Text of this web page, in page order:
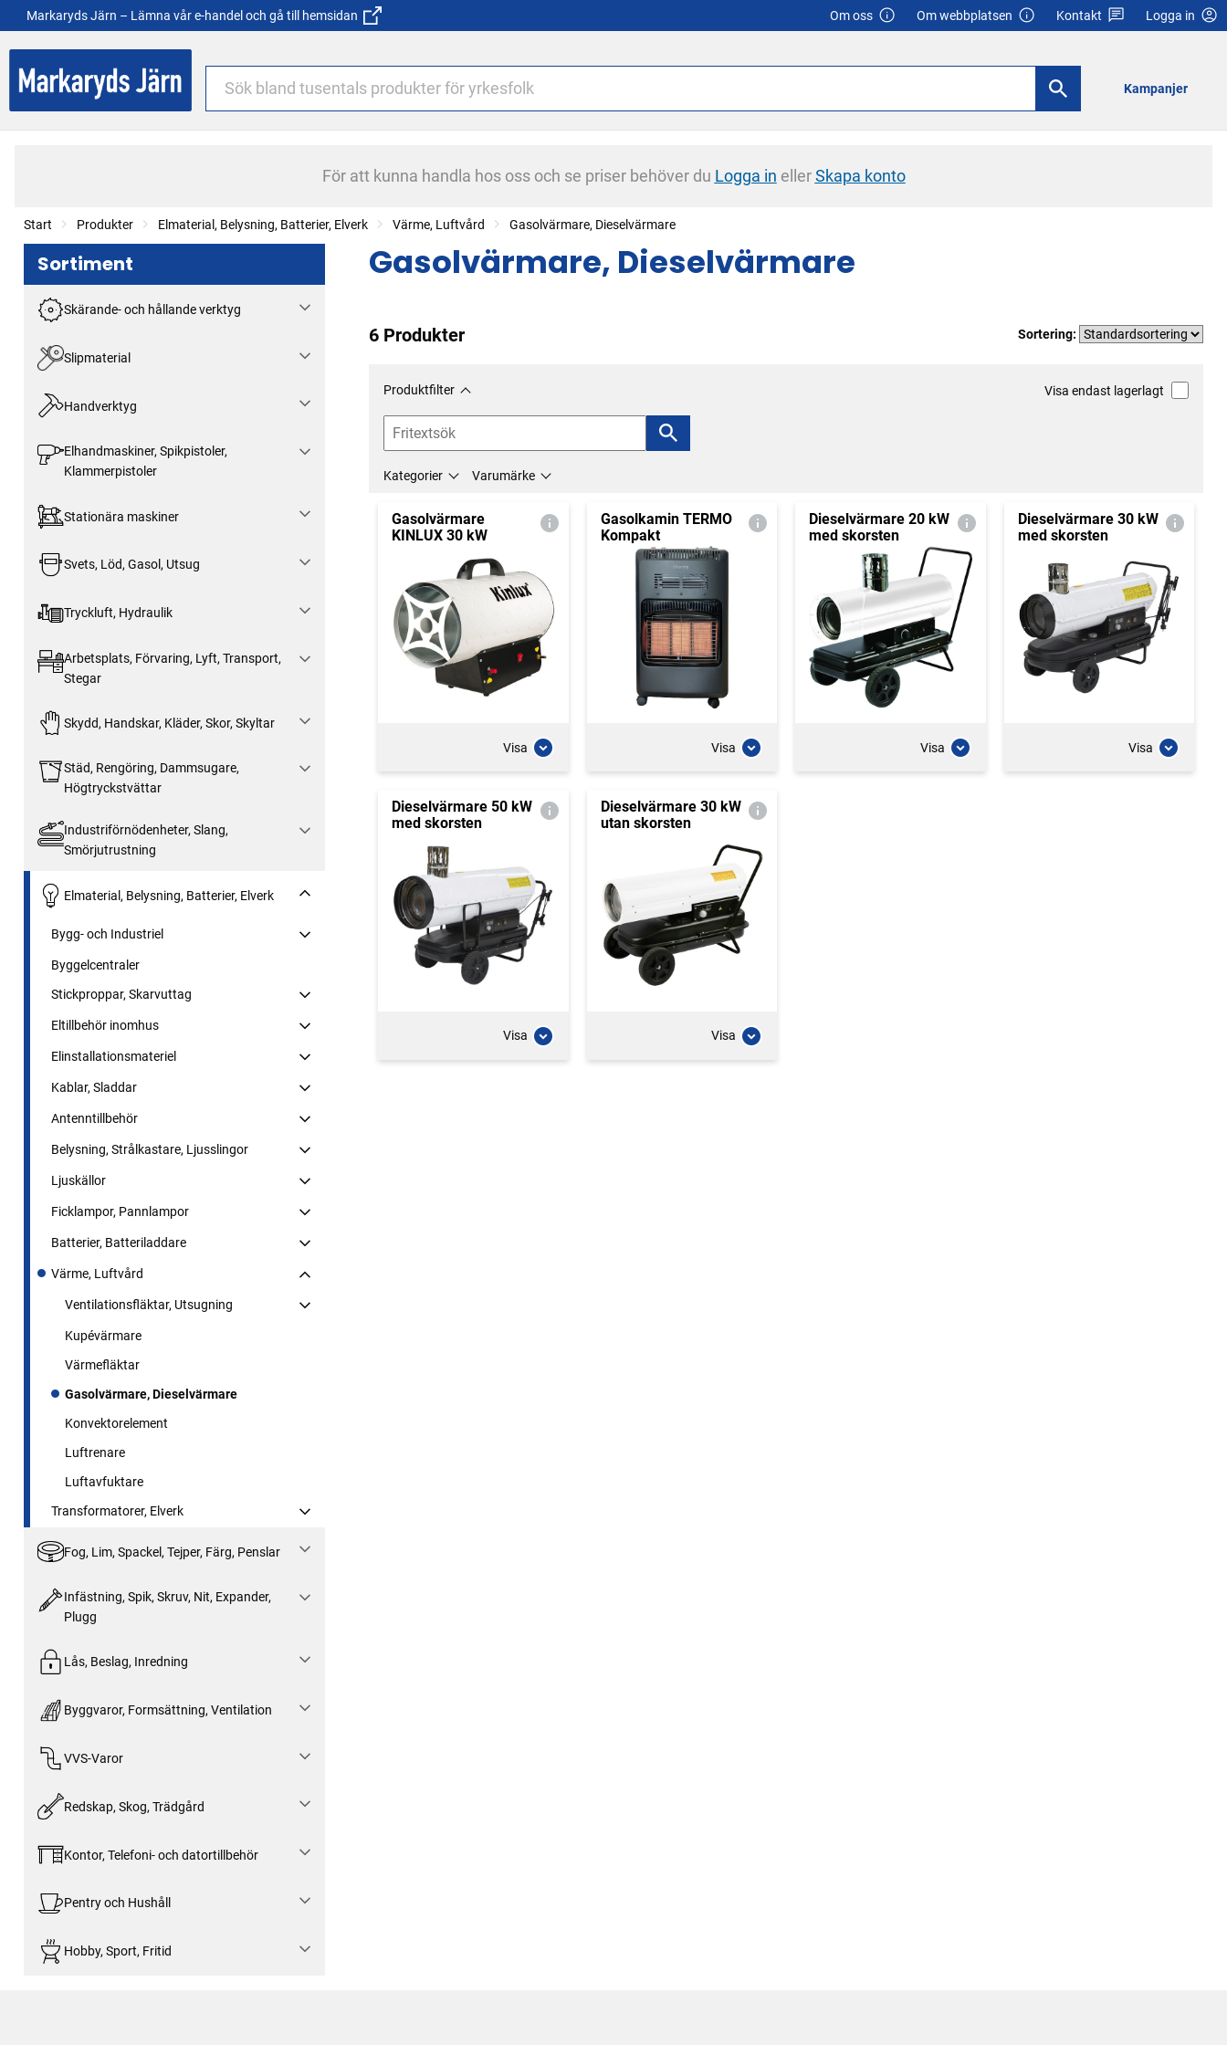
Markaryds Järn – Lämna vår e-handel och gå till hemsidan Om oss Om webbplatsen Kontakt Logga in
Kampanjer
För att kunna handla hos oss och se priser behöver du Logga in ellerSkapa konto
Start Produkter Elmaterial, Belysning, Batterier, Elverk Värme, Luftvård Gasolvärmare, Dieselvärmare
Sortiment
Skärande- och hållande verktyg
Slipmaterial
Handverktyg
Elhandmaskiner, Spikpistoler,
Klammerpistoler
Stationära maskiner
Svets, Löd, Gasol, Utsug
Tryckluft, Hydraulik
Arbetsplats, Förvaring, Lyft, Transport,
Stegar
Skydd, Handskar, Kläder, Skor, Skyltar
Städ, Rengöring, Dammsugare,
Högtryckstvättar
Industriförnödenheter, Slang,
Smörjutrustning
Elmaterial, Belysning, Batterier, Elverk
Bygg- och Industriel
Byggelcentraler
Stickproppar, Skarvuttag
Eltillbehör inomhus
Elinstallationsmateriel
Kablar, Sladdar
Antenntillbehör
Belysning, Strålkastare, Ljusslingor
Ljuskällor
Ficklampor, Pannlampor
Batterier, Batteriladdare
Värme, Luftvård
Ventilationsfläktar, Utsugning
Kupévärmare
Värmefläktar
Gasolvärmare, Dieselvärmare
Konvektorelement
Luftrenare
Luftavfuktare
Transformatorer, Elverk
Fog, Lim, Spackel, Tejper, Färg, Penslar
Infästning, Spik, Skruv, Nit, Expander,
Plugg
Lås, Beslag, Inredning
Byggvaror, Formsättning, Ventilation
VVS-Varor
Redskap, Skog, Trädgård
Kontor, Telefoni- och datortillbehör
Pentry och Hushåll
Hobby, Sport, Fritid
Gasolvärmare, Dieselvärmare
6 Produkter Sortering:
Produktfilter Visa endast lagerlagt
Kategorier Varumärke
Gasolvärmare
KINLUX 30 kW
Visa
Gasolkamin TERMO
Kompakt
Visa
Dieselvärmare 20 kW
med skorsten
Visa
Dieselvärmare 30 kW
med skorsten
Visa
Dieselvärmare 50 kW
med skorsten
Visa
Dieselvärmare 30 kW
utan skorsten
Visa